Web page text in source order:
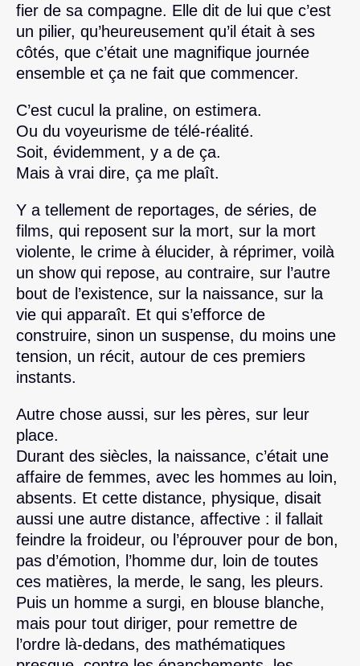
fier de sa compagne. Elle dit de lui que c’est
un pilier, qu’heureusement qu’il était à ses
côtés, que c’était une magnifique journée
ensemble et ça ne fait que commencer.
C’est cucul la praline, on estimera.
Ou du voyeurisme de télé-réalité.
Soit, évidemment, y a de ça.
Mais à vrai dire, ça me plaît.
Y a tellement de reportages, de séries, de
films, qui reposent sur la mort, sur la mort
violente, le crime à élucider, à réprimer, voilà
un show qui repose, au contraire, sur l’autre
bout de l’existence, sur la naissance, sur la
vie qui apparaît. Et qui s’efforce de
construire, sinon un suspense, du moins une
tension, un récit, autour de ces premiers
instants.
Autre chose aussi, sur les pères, sur leur
place.
Durant des siècles, la naissance, c’était une
affaire de femmes, avec les hommes au loin,
absents. Et cette distance, physique, disait
aussi une autre distance, affective : il fallait
feindre la froideur, ou l’éprouver pour de bon,
pas d’émotion, l’homme dur, loin de toutes
ces matières, la merde, le sang, les pleurs.
Puis un homme a surgi, en blouse blanche,
mais pour tout diriger, pour remettre de
l’ordre là-dedans, des mathématiques